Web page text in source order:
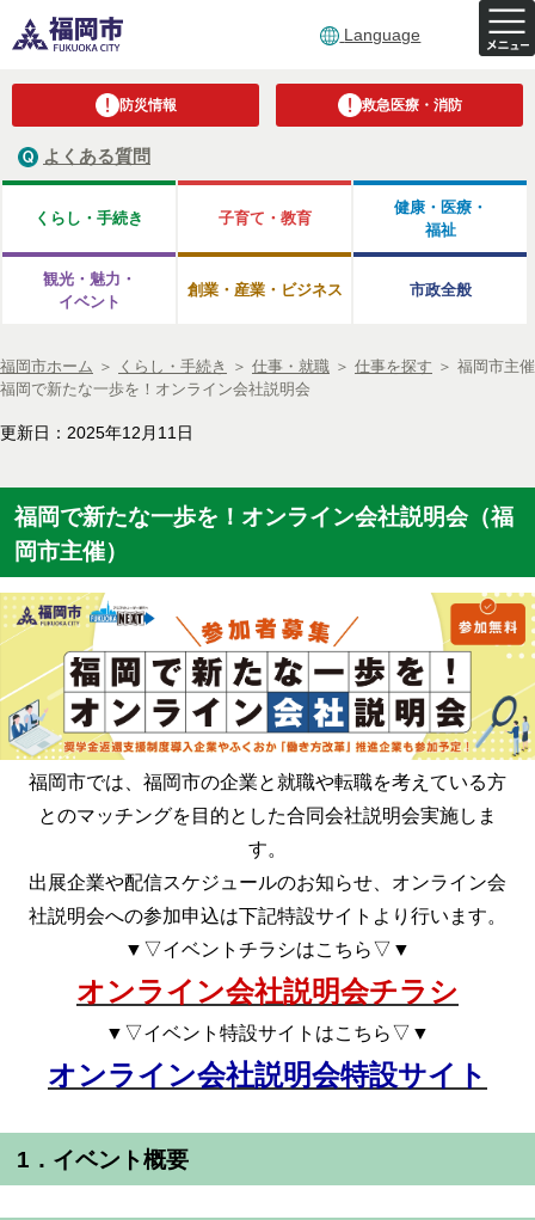
Language
防災情報 救急医療・消防
よくある質問
くらし・手続き 子育て・教育
健康・医療・
福祉
観光・魅力・
イベント
創業・産業・ビジネス 市政全般
福岡市ホーム ＞ くらし・手続き ＞ 仕事・就職 ＞ 仕事を探す ＞ 福岡市主催
福岡で新たな一歩を！オンライン会社説明会
更新日：2025年12月11日
福岡で新たな一歩を！オンライン会社説明会（福
岡市主催）
福岡市では、福岡市の企業と就職や転職を考えている方
とのマッチングを目的とした合同会社説明会実施しま
す。
出展企業や配信スケジュールのお知らせ、オンライン会
社説明会への参加申込は下記特設サイトより行います。
▼▽イベントチラシはこちら▽▼
オンライン会社説明会チラシ
▼▽イベント特設サイトはこちら▽▼
オンライン会社説明会特設サイト
1．イベント概要